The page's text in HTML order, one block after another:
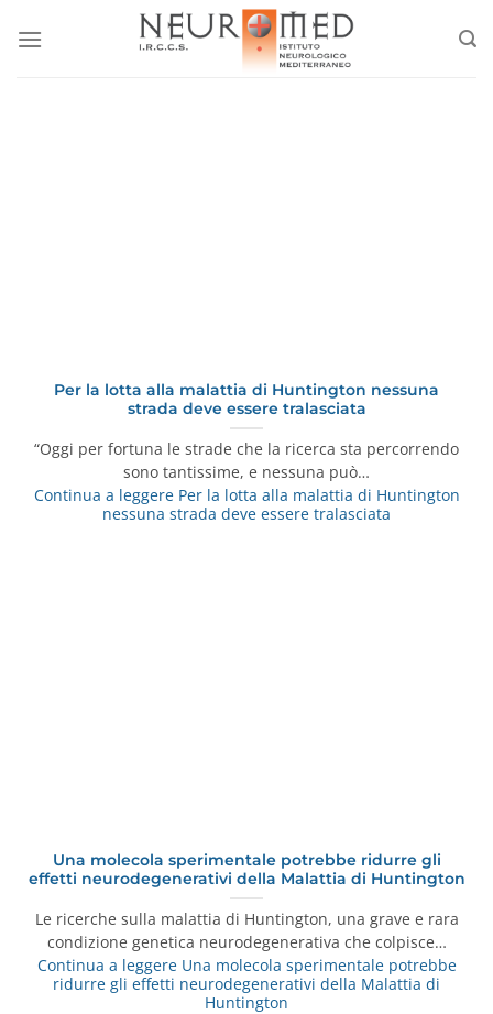
Per la lotta alla malattia di Huntington nessuna
strada deve essere tralasciata
“Oggi per fortuna le strade che la ricerca sta percorrendo
sono tantissime, e nessuna può…
Continua a leggerePer la lotta alla malattia di Huntington
nessuna strada deve essere tralasciata
Una molecola sperimentale potrebbe ridurre gli
effetti neurodegenerativi della Malattia di Huntington
Le ricerche sulla malattia di Huntington, una grave e rara
condizione genetica neurodegenerativa che colpisce…
Continua a leggereUna molecola sperimentale potrebbe
ridurre gli effetti neurodegenerativi della Malattia di
Huntington